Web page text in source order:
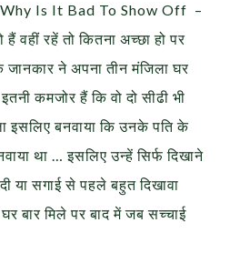
Why Is It Bad To Show Off –
वहीं रहें तो कितना अच्छा हो पर
ने अपना तीन मंजिला घर
कमजोर हैं कि वो दो सीढी भी
इसलिए बनवाया कि उनके पति के
था … इसलिए उन्हें सिर्फ दिखाने
या सगाई से पहले बहुत दिखावा
बार मिले पर बाद में जब सच्चाई